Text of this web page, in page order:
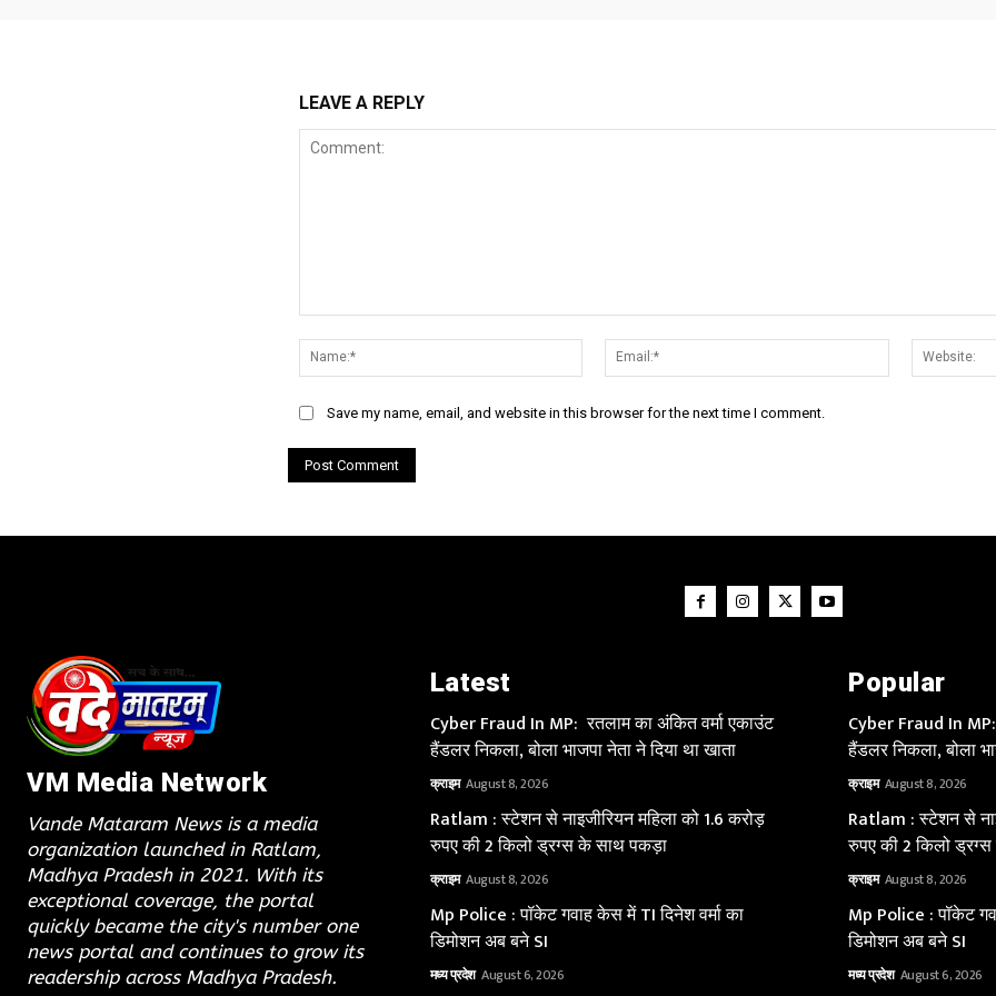
LEAVE A REPLY
Name:*
Email:*
Save my name, email, and website in this browser for the next time I comment.
VM Media Network
Vande Mataram News is a media
organization launched in Ratlam,
Madhya Pradesh in 2021. With its
exceptional coverage, the portal
quickly became the city's number one
news portal and continues to grow its
readership across Madhya Pradesh.
Latest
Cyber Fraud In MP: रतलाम का अंकित वर्मा एकाउंट
हैंडलर निकला, बोला भाजपा नेता ने दिया था खाता
क्राइम August 8, 2026
Ratlam : स्टेशन से नाइजीरियन महिला को 1.6 करोड़
रुपए की 2 किलो ड्रग्स के साथ पकड़ा
क्राइम August 8, 2026
Mp Police : पॉकेट गवाह केस में TI दिनेश वर्मा का
डिमोशन अब बने SI
मध्य प्रदेश August 6, 2026
Popular
Cyber Fraud In
हैंडलर निकला, बोला
क्राइम August 8, 2026
Ratlam : स्टेशन से
रुपए की 2 किलो
क्राइम August 8, 2026
Mp Police : पॉकेट
डिमोशन अब बने SI
मध्य प्रदेश August 6, 2026